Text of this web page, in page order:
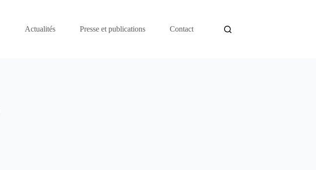
Actualités Presse et publications Contact